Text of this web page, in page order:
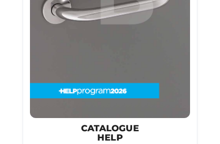
CATALOGUE
HELP